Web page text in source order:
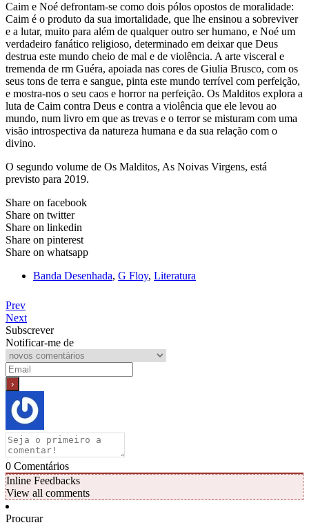
Caim e Noé defrontam-se como dois pólos opostos de moralidade:
Caim é o produto da sua imortalidade, que lhe ensinou a sobreviver
e a lutar, muito para além de qualquer outro ser humano, e Noé um
verdadeiro fanático religioso, determinado em deixar que Deus
destrua este mundo cheio de mal e de violência. A arte visceral e
tremenda de rm Guéra, apoiada nas cores de Giulia Brusco, com os
seus tons de terra e sangue, pinta este mundo terrível com perfeição,
e mostra-nos o seu caos e horror na perfeição. Os Malditos explora a
luta de Caim contra Deus e contra a violência que ele levou ao
mundo, num livro em que as trevas e o terror se misturam com uma
visão introspectiva da natureza humana e da sua relação com o
divino.
O segundo volume de Os Malditos, As Noivas Virgens, está
previsto para 2019.
Share on facebook
Share on twitter
Share on linkedin
Share on pinterest
Share on whatsapp
Banda Desenhada, G Floy, Literatura
Prev
Next
Subscrever
Notificar-me de
0 Comentários
Inline Feedbacks
View all comments
Procurar